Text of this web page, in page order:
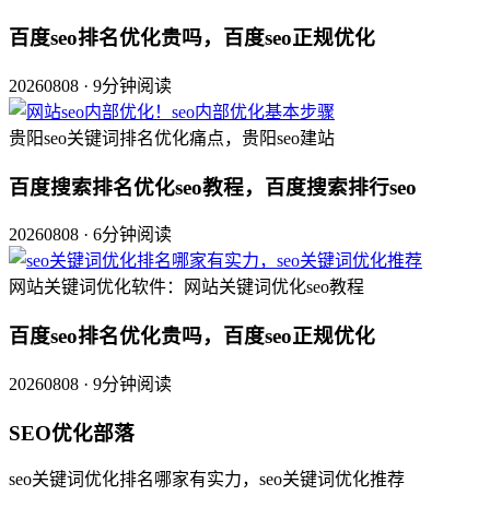
百度seo排名优化贵吗，百度seo正规优化
20260808 · 9分钟阅读
贵阳seo关键词排名优化痛点，贵阳seo建站
百度搜索排名优化seo教程，百度搜索排行seo
20260808 · 6分钟阅读
网站关键词优化软件：网站关键词优化seo教程
百度seo排名优化贵吗，百度seo正规优化
20260808 · 9分钟阅读
SEO优化部落
seo关键词优化排名哪家有实力，seo关键词优化推荐